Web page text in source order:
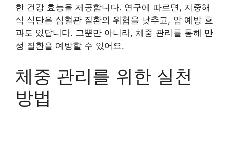
한 건강 효능을 제공합니다. 연구에 따르면, 지중해
식 식단은 심혈관 질환의 위험을 낮추고, 암 예방 효
과도 있답니다. 그뿐만 아니라, 체중 관리를 통해 만
성 질환을 예방할 수 있어요.
체중 관리를 위한 실천
방법